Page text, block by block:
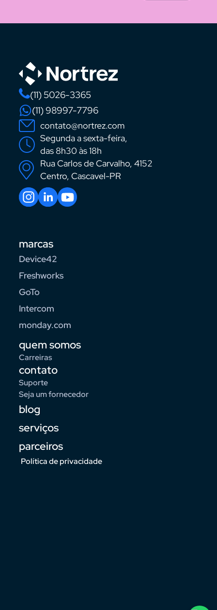
(11) 5026-3365
(11) 98997-7796
contato@nortrez.com
Segunda a sexta-feira,
das 8h30 às 18h
Rua Carlos de Carvalho, 4152
Centro, Cascavel-PR
marcas
Device42
Freshworks
GoTo
Intercom
monday.com
quem somos
Carreiras
contato
Suporte
Seja um fornecedor
blog
serviços
parceiros
Política de privacidade